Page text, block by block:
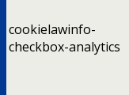
cookielawinfo-
checkbox-analytics